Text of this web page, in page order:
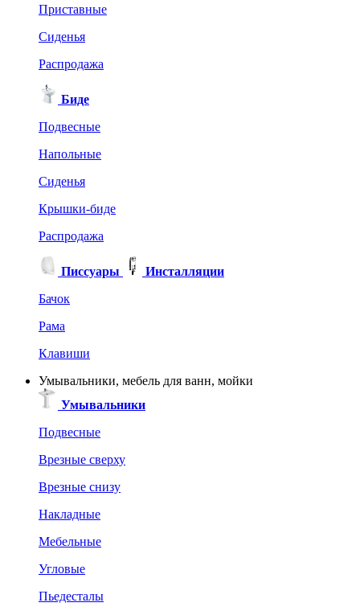
Приставные
Сиденья
Распродажа
Биде
Подвесные
Напольные
Сиденья
Крышки-биде
Распродажа
Писсуары
Инсталляции
Бачок
Рама
Клавиши
Умывальники, мебель для ванн, мойки
Умывальники
Подвесные
Врезные сверху
Врезные снизу
Накладные
Мебельные
Угловые
Пьедесталы